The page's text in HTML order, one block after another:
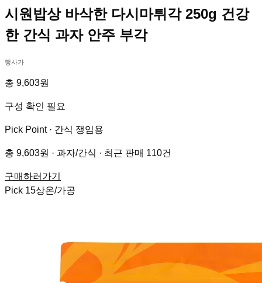
시원밥상 바삭한 다시마튀각 250g 건강
한 간식 과자 안주 부각
행사가
총 9,603원
구성 확인 필요
Pick Point · 간식 쟁임용
총 9,603원 · 과자/간식 · 최근 판매 110건
구매하러가기
Pick 15상온/가공